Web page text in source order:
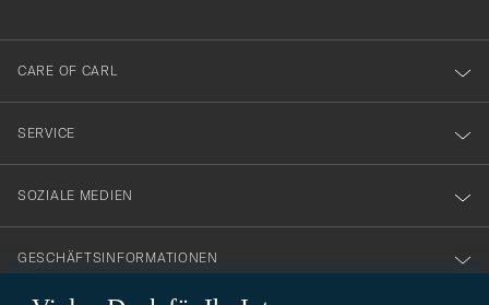
dig
till
vårt
nyhetsbrev!
CARE OF CARL
SERVICE
SOZIALE MEDIEN
GESCHÄFTSINFORMATIONEN